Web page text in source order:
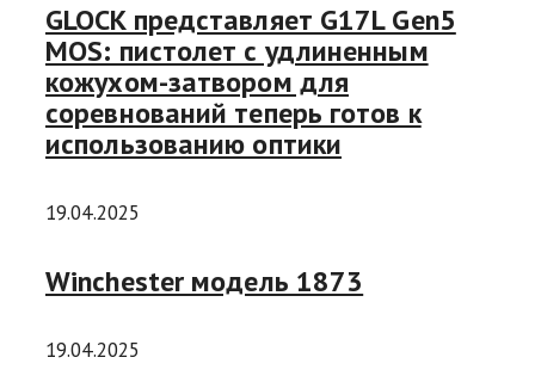
GLOCK представляет G17L Gen5
MOS: пистолет с удлиненным
кожухом-затвором для
соревнований теперь готов к
использованию оптики
19.04.2025
Winchester модель 1873
19.04.2025